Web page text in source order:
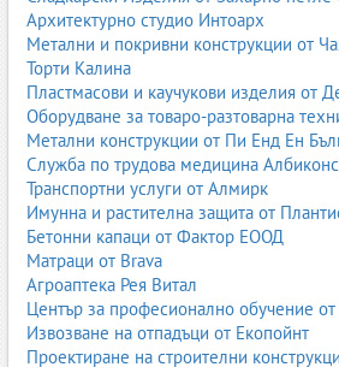
повърхности;
NACE – стандарти за
Спазването на тези стандарти гарантира:
по-добра адхезия на боята;
по-дълъг живот на покритието;
устойчивост на корозия;
равномерна и чиста повърхност.
Монтаж и безопасност при
Пясъкоструенето е процес, който
безопасност. Абразивът се движи с
причини сериозни наранявания, ако не
оборудване.
Архитектурно студио Интоарх
Метални и покривни конструкции от
Торти Калина
Пластмасови и каучукови изделия от
Оборудване за товаро-разтоварна
Метални конструкции от Пи Енд Ен
Служба по трудова медицина
Транспортни услуги от Алмирк
Имунна и растителна защита от
Бетонни капаци от Фактор ЕООД
Матраци от Brava
Агроаптека Рея Витал
Център за професионално обучение
Извозване на отпадъци от Екопойнт
Проектиране на строителни